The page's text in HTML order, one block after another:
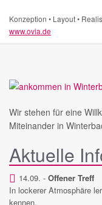
Konzeption • Layout •
www.ovia.de
Wir stehen für eine
Miteinander in
Aktuelle
14.09. - Offener Treff
In lockerer Atmosphäre
kennen.